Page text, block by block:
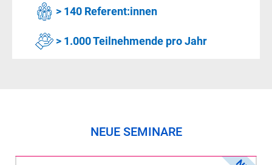
> 140 Referent:innen
> 1.000 Teilnehmende pro Jahr
NEUE SEMINARE